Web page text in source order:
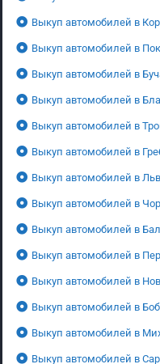
Выкуп автомобилей в
Выкуп автомобилей в
Выкуп автомобилей в
Выкуп автомобилей в
Выкуп автомобилей в
Выкуп автомобилей в
Выкуп автомобилей в
Выкуп автомобилей в
Выкуп автомобилей в
Выкуп автомобилей в
Выкуп автомобилей в
Выкуп автомобилей в
Выкуп автомобилей в
Выкуп автомобилей в